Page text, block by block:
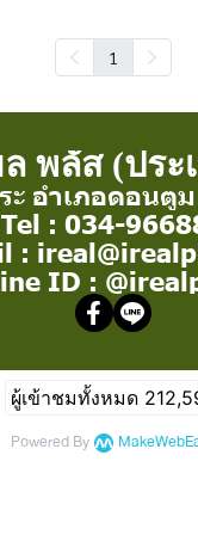
1
พลัส (ปร
อำเภอดอนตู
Tel : 034-
:
ID :
ผู้เข้าชมทั้งหมด
Powered By